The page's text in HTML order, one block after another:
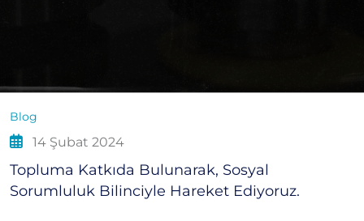
Blog
14 Şubat 2024
Topluma Katkıda Bulunarak, Sosyal
Sorumluluk Bilinciyle Hareket Ediyoruz.